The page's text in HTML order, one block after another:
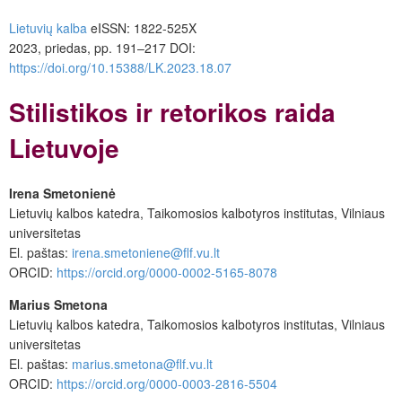
Lietuvių kalba eISSN: 1822-525X
2023, priedas, pp. 191–217 DOI:
https://doi.org/10.15388/LK.2023.18.07
Stilistikos ir retorikos raida
Lietuvoje
Irena Smetonienė
Lietuvių kalbos katedra, Taikomosios kalbotyros institutas, Vilniaus
universitetas
El. paštas: irena.smetoniene@flf.vu.lt
ORCID: https://orcid.org/0000-0002-5165-8078
Marius Smetona
Lietuvių kalbos katedra, Taikomosios kalbotyros institutas, Vilniaus
universitetas
El. paštas: marius.smetona@flf.vu.lt
ORCID: https://orcid.org/0000-0003-2816-5504